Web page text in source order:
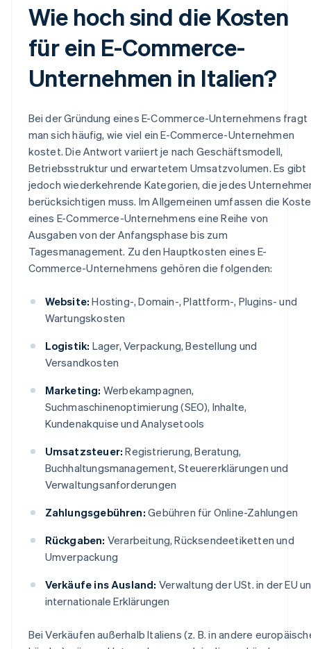
Wie hoch sind die Kosten
für ein E-Commerce-
Unternehmen in Italien?
Bei der Gründung eines E-Commerce-Unternehmens fragt
man sich häufig, wie viel ein E-Commerce-Unternehmen
kostet. Die Antwort variiert je nach Geschäftsmodell,
Betriebsstruktur und erwartetem Umsatzvolumen. Es gibt
jedoch wiederkehrende Kategorien, die jedes
berücksichtigen muss. Im Allgemeinen umfassen die
eines E-Commerce-Unternehmens eine Reihe von
Ausgaben von der Anfangsphase bis zum
Tagesmanagement. Zu den Hauptkosten eines E-
Commerce-Unternehmens gehören die folgenden:
Website: Hosting-, Domain-, Plattform-, Plugins- und
Wartungskosten
Logistik: Lager, Verpackung, Bestellung und
Versandkosten
Marketing: Werbekampagnen,
Suchmaschinenoptimierung (SEO), Inhalte,
Kundenakquise und Analysetools
Umsatzsteuer: Registrierung, Beratung,
Buchhaltungsmanagement, Steuererklärungen und
Verwaltungsanforderungen
Zahlungsgebühren: Gebühren für Online-Zahlungen
Rückgaben: Verarbeitung, Rücksendeetiketten und
Umverpackung
Verkäufe ins Ausland: Verwaltung der USt. in der EU
internationale Erklärungen
Bei Verkäufen außerhalb Italiens (z. B. in andere